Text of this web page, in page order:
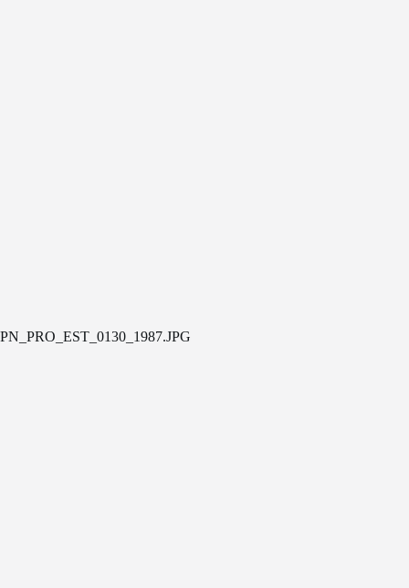
PN_PRO_EST_0130_1987.JPG